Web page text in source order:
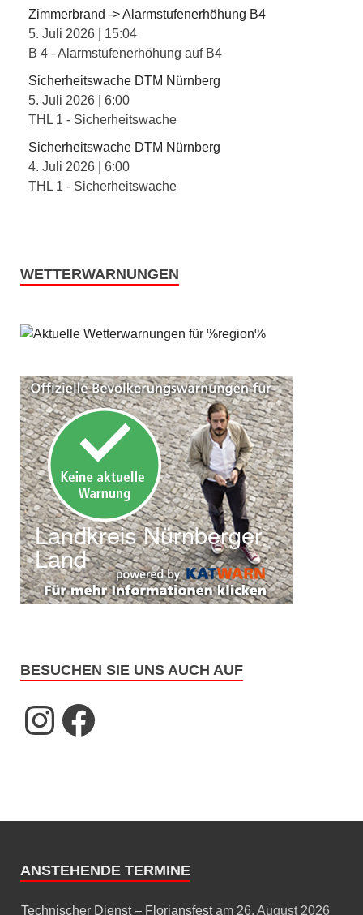
Zimmerbrand -> Alarmstufenerhöhung B4
5. Juli 2026
15:04
B 4 - Alarmstufenerhöhung auf B4
Sicherheitswache DTM Nürnberg
5. Juli 2026
6:00
THL 1 - Sicherheitswache
Sicherheitswache DTM Nürnberg
4. Juli 2026
6:00
THL 1 - Sicherheitswache
WETTERWARNUNGEN
BESUCHEN SIE UNS AUCH AUF
ANSTEHENDE TERMINE
Technischer Dienst – Floriansfestam 26. August 2026